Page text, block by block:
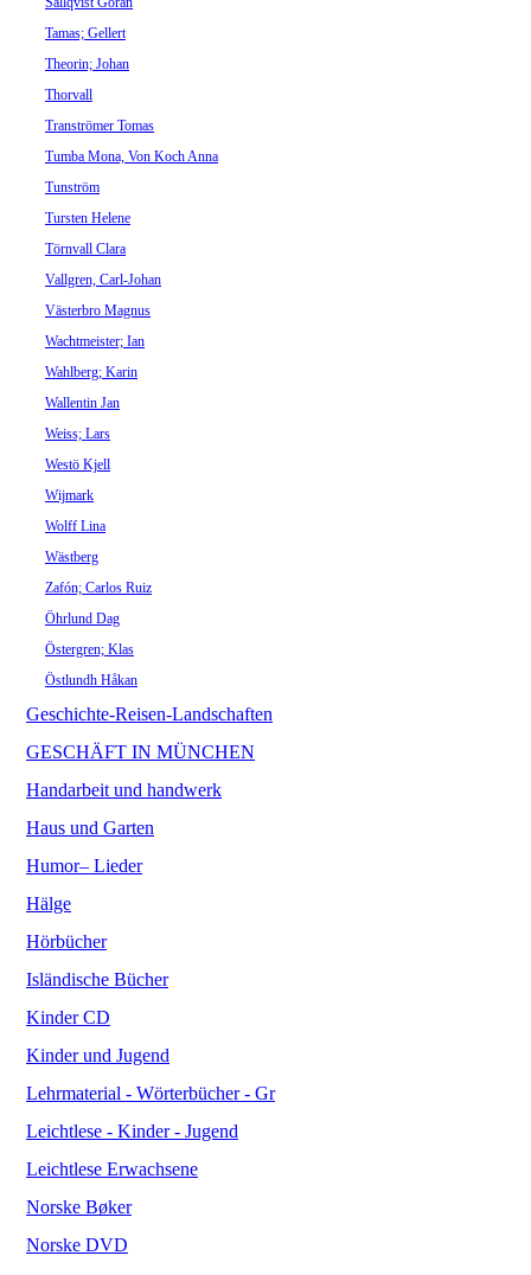
Tamas; Gellert
Theorin; Johan
Thorvall
Tranströmer Tomas
Tumba Mona, Von Koch Anna
Tunström
Tursten Helene
Törnvall Clara
Vallgren, Carl-Johan
Västerbro Magnus
Wachtmeister; Ian
Wahlberg; Karin
Wallentin Jan
Weiss; Lars
Westö Kjell
Wijmark
Wolff Lina
Wästberg
Zafón; Carlos Ruiz
Öhrlund Dag
Östergren; Klas
Östlundh Håkan
Geschichte-Reisen-Landschaften
GESCHÄFT IN MÜNCHEN
Handarbeit und handwerk
Haus und Garten
Humor– Lieder
Hälge
Hörbücher
Isländische Bücher
Kinder CD
Kinder und Jugend
Lehrmaterial - Wörterbücher - Gr
Leichtlese - Kinder - Jugend
Leichtlese Erwachsene
Norske Bøker
Norske DVD